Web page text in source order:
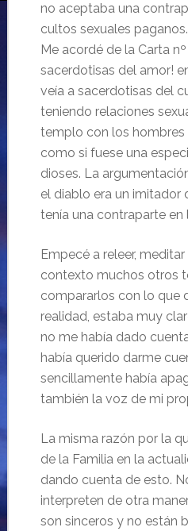
no aceptaba una
cultos sexuales
Me acordé de la Carta nº
sacerdotisas del amor!
veía a sacerdotisas del
teniendo relaciones
templo con los hombres
como si fuese una
dioses. La
el diablo era un imitador
tenía una contraparte en
Empecé a releer,
contexto muchos otros
compararlos con lo que
realidad, estaba muy
no me había dado
había querido darme
sencillamente había
también la voz de mi
La misma razón por la
de la Familia en la
dando cuenta de esto.
interpreten de otra
son sinceros y no están